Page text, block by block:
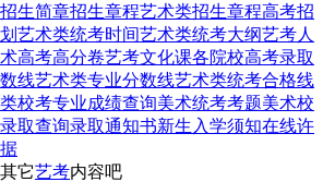
生简章招生章程艺术类招生章程高考招
艺术类统考时间艺术类统考大纲艺考人
高考高分卷艺考文化课各院校高考录取
线艺术类专业分数线艺术类统考合格线
校考专业成绩查询美术统考考题美术校
录取查询录取通知书新生入学须知在线许
它艺考内容吧